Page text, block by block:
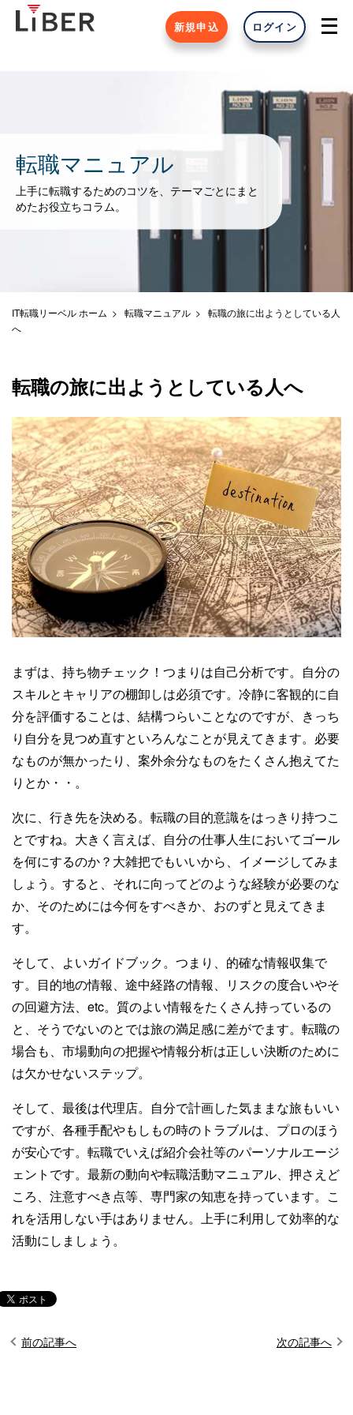
新規申込 ログイン
転職マニュアル
上手に転職するためのコツを、テーマごとにまと
めたお役立ちコラム。
IT転職リーベル ホーム 転職マニュアル
転職の旅に出ようとしている人
へ
転職の旅に出ようとしている人へ
まずは、持ち物チェック！つまりは自己分析です。自分の
スキルとキャリアの棚卸しは必須です。冷静に客観的に自
分を評価することは、結構つらいことなのですが、きっち
り自分を見つめ直すといろんなことが見えてきます。必要
なものが無かったり、案外余分なものをたくさん抱えてた
りとか・・。
次に、行き先を決める。転職の目的意識をはっきり持つこ
とですね。大きく言えば、自分の仕事人生においてゴール
を何にするのか？大雑把でもいいから、イメージしてみま
しょう。すると、それに向ってどのような経験が必要のな
か、そのためには今何をすべきか、おのずと見えてきま
す。
そして、よいガイドブック。つまり、的確な情報収集で
す。目的地の情報、途中経路の情報、リスクの度合いやそ
の回避方法、etc。質のよい情報をたくさん持っているの
と、そうでないのとでは旅の満足感に差がでます。転職の
場合も、市場動向の把握や情報分析は正しい決断のために
は欠かせないステップ。
そして、最後は代理店。自分で計画した気ままな旅もいい
ですが、各種手配やもしもの時のトラブルは、プロのほう
が安心です。転職でいえば紹介会社等のパーソナルエージ
ェントです。最新の動向や転職活動マニュアル、押さえど
ころ、注意すべき点等、専門家の知恵を持っています。こ
れを活用しない手はありません。上手に利用して効率的な
活動にしましょう。
前の記事へ 次の記事へ